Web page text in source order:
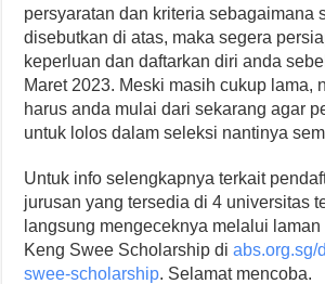
persyaratan dan kriteria sebagaimana
disebutkan di atas, maka segera
keperluan dan daftarkan diri anda
Maret 2023. Meski masih cukup lama,
harus anda mulai dari sekarang agar
untuk lolos dalam seleksi nantinya
Untuk info selengkapnya terkait
jurusan yang tersedia di 4 universitas
langsung mengeceknya melalui laman
Keng Swee Scholarship diabs.org.sg/
swee-scholarship. Selamat mencoba.